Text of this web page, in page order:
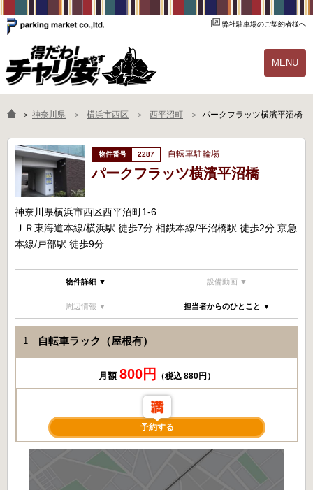
弊社駐車場のご契約者様へ
MENU
物件一覧 ご契約の流れ
よくあるご質問 駐輪場オーナー様へ
＞ 神奈川県 横浜市西区 西平沼町 パークフラッツ横濱平沼橋
2287 自転車駐輪場
パークフラッツ横濱平沼橋
神奈川県横浜市西区西平沼町1-6
ＪＲ東海道本線/横浜駅 徒歩7分 相鉄本線/平沼橋駅 徒歩2分 京急
本線/戸部駅 徒歩9分
物件詳細 ▼ 設備動画 ▼
周辺情報 ▼ 担当者からのひとこと ▼
1 自転車ラック（屋根有）
月額 800円 （税込 880円）
予約する